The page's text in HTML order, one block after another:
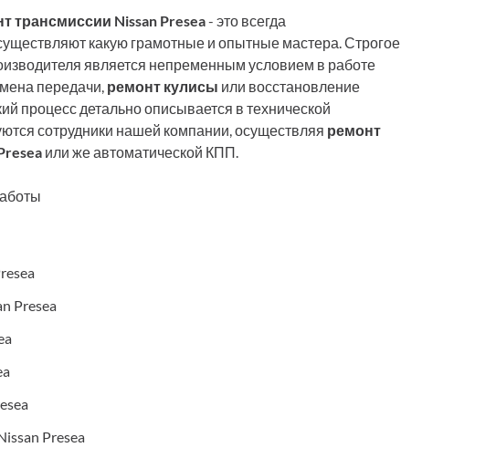
трансмиссии Nissan Presea- это всегда
какую грамотные и опытные мастера. Строгое
является непременным условием в работе
передачи, ремонт кулисы или восстановление
процесс детально описывается в технической
сотрудники нашей компании, осуществляя ремонт
или же автоматической КПП.
Presea
Presea